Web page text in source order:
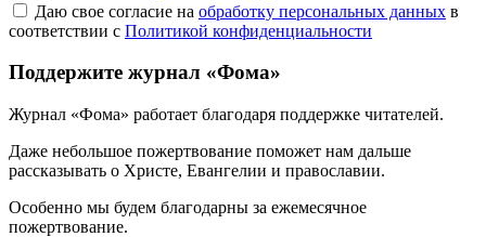
Даю свое согласие на обработку персональных данных в
соответствии с Политикой конфиденциальности
Поддержите журнал «Фома»
Журнал «Фома» работает благодаря поддержке читателей.
Даже небольшое пожертвование поможет нам дальше
рассказывать о Христе, Евангелии и православии.
Особенно мы будем благодарны за ежемесячное
пожертвование.